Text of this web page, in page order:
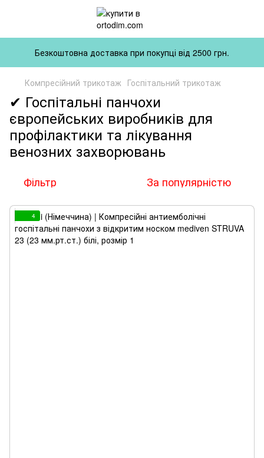
Безкоштовна доставка при покупці від 2500 грн.
Компресійний трикотаж Госпітальний трикотаж
✔ Госпітальні панчохи
європейських виробників для
профілактики та лікування
венозних захворювань
Фільтр За популярністю
4